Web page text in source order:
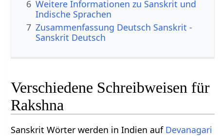
6 Weitere Informationen zu Sanskrit und
Indische Sprachen
7 Zusammenfassung Deutsch Sanskrit -
Sanskrit Deutsch
Verschiedene Schreibweisen für
Rakshna
Sanskrit Wörter werden in Indien auf Devanagari